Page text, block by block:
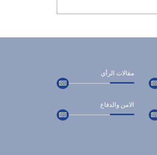
مقالات الرأي
الامن والدفاع